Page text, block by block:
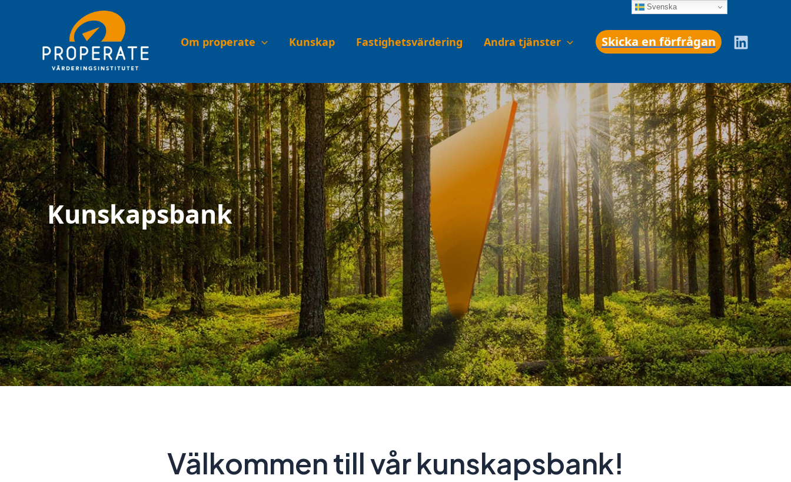
Om properate Kunskap Fastighetsvärdering Andra tjänster Skicka en förfrågan
Kunskapsbank
Välkommen till vår kunskapsbank!
Svenska